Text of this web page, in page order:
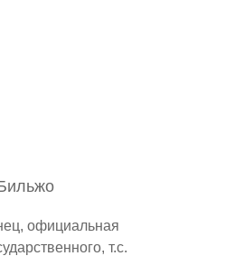
официальная
т.с.